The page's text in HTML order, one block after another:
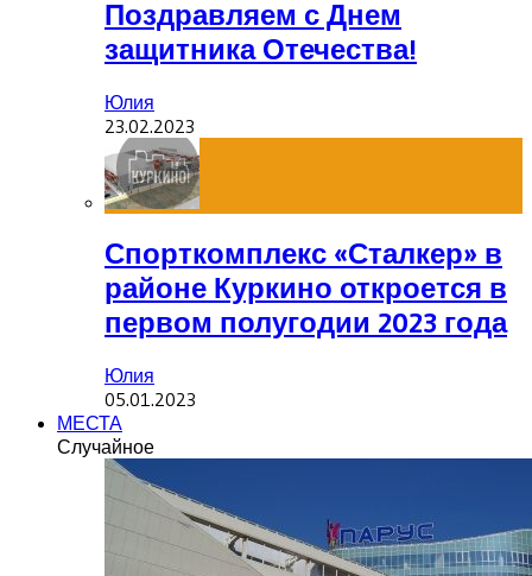
Поздравляем с Днем
защитника Отечества!
Юлия
23.02.2023
Спорткомплекс «Сталкер» в
районе Куркино откроется в
первом полугодии 2023 года
Юлия
05.01.2023
МЕСТА
Случайное